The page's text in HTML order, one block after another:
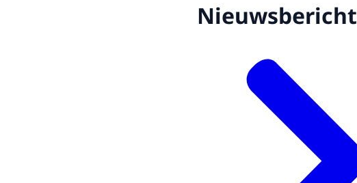
Nieuwsbericht